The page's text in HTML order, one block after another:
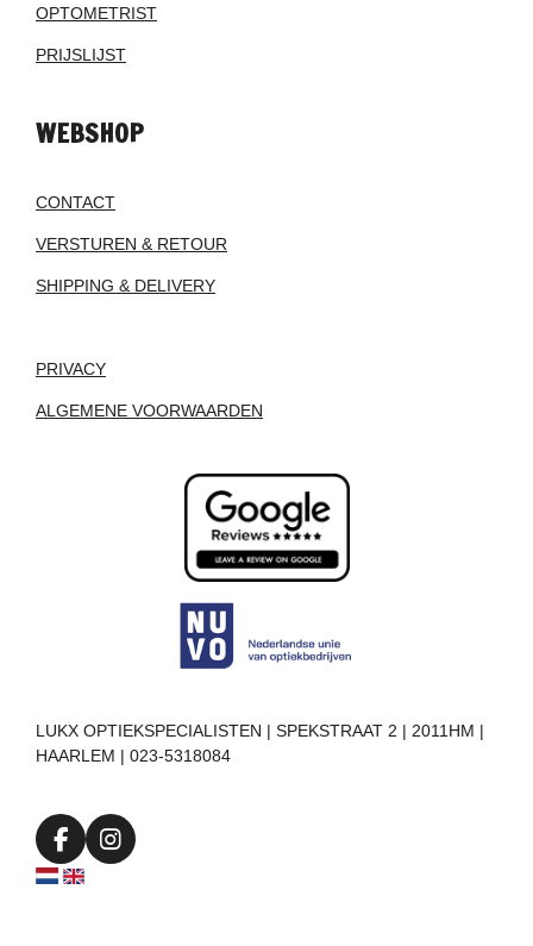
OPTOMETRIST
PRIJSLIJST
WEBSHOP
CONTACT
VERSTUREN & RETOUR
SHIPPING & DELIVERY
PRIVACY
ALGEMENE VOORWAARDEN
LUKX OPTIEKSPECIALISTEN | SPEKSTRAAT 2 | 2011HM |
HAARLEM | 023-5318084
F
a
I